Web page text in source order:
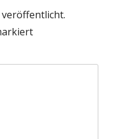
veröffentlicht.